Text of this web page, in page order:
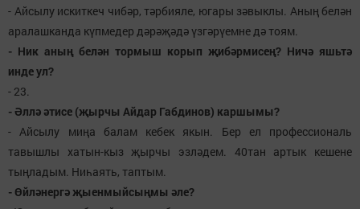
- Айсылу искиткеч чибәр, тәрбияле, югары зәвыклы. Аның белән
аралашканда күпмедер дәрәҗәдә үзгәрүемне дә тоям.
- Ник аның белән тормыш корып җибәрмисең? Ничә яшьтә
инде ул?
- 23.
- Әллә әтисе (җырчы Айдар Габдинов) каршымы?
- Айсылу миңа балам кебек якын. Бер ел профессиональ
тавышлы хатын-кыз җырчы эзләдем. 40тан артык кешене
тыңладым. Ниһаять, таптым.
- Өйләнергә җыенмыйсыңмы әле?